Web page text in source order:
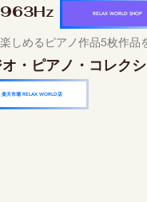
963Hz RELAX WORLD SHOP
しめるピアノ作品5枚作品
・ピアノ・コレク
楽天市場 RELAX WORLD店